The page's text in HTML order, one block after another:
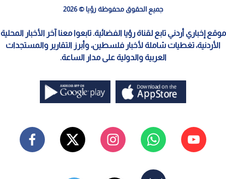
جميع الحقوق محفوظة رؤيا © 2026
موقع إخباري أردني تابع لقناة رؤيا الفضائية. تابعوا معنا آخر الأخبار المحلية
الأردنية، تغطيات شاملة لأخبار فلسطين، وأبرز التقارير والمستجدات
العربية والدولية على مدار الساعة.